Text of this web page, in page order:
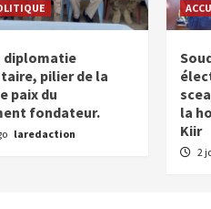
diplomatie
pilier de la
paix du
fondateur.
laredaction
la
Kiir
2